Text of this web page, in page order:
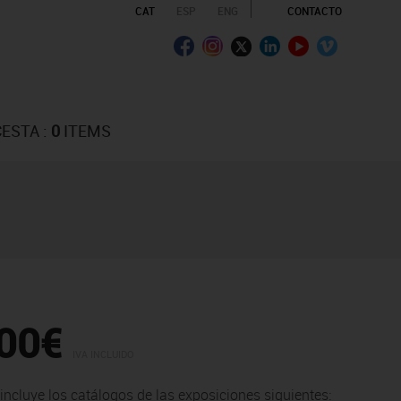
CAT CONTACTO
: 0 ITEMS
los catálogos de las exposiciones siguientes: